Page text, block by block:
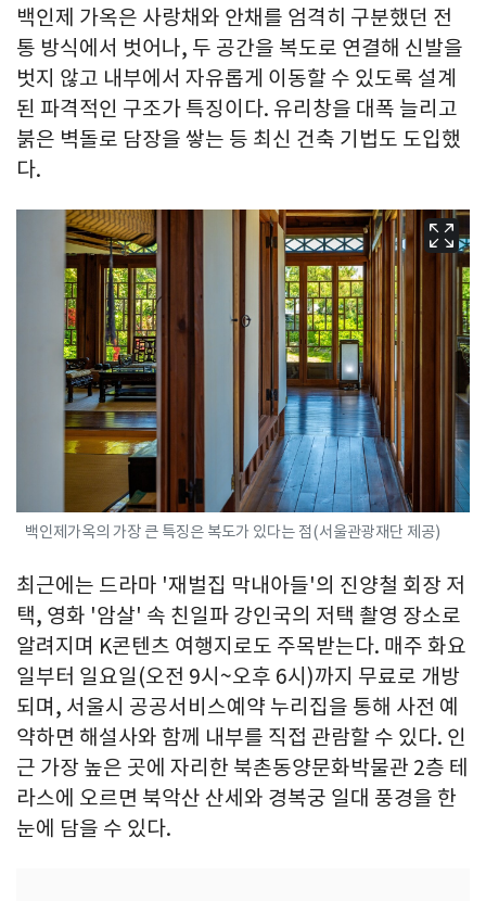
백인제 가옥은 사랑채와 안채를 엄격히 구분했던 전
통 방식에서 벗어나, 두 공간을 복도로 연결해 신발을
벗지 않고 내부에서 자유롭게 이동할 수 있도록 설계
된 파격적인 구조가 특징이다. 유리창을 대폭 늘리고
붉은 벽돌로 담장을 쌓는 등 최신 건축 기법도 도입했
다.
백인제가옥의 가장 큰 특징은 복도가 있다는 점(서울관광재단 제공)
최근에는 드라마 '재벌집 막내아들'의 진양철 회장 저
택, 영화 '암살' 속 친일파 강인국의 저택 촬영 장소로
알려지며 K콘텐츠 여행지로도 주목받는다. 매주 화요
일부터 일요일(오전 9시~오후 6시)까지 무료로 개방
되며, 서울시 공공서비스예약 누리집을 통해 사전 예
약하면 해설사와 함께 내부를 직접 관람할 수 있다. 인
근 가장 높은 곳에 자리한 북촌동양문화박물관 2층 테
라스에 오르면 북악산 산세와 경복궁 일대 풍경을 한
눈에 담을 수 있다.